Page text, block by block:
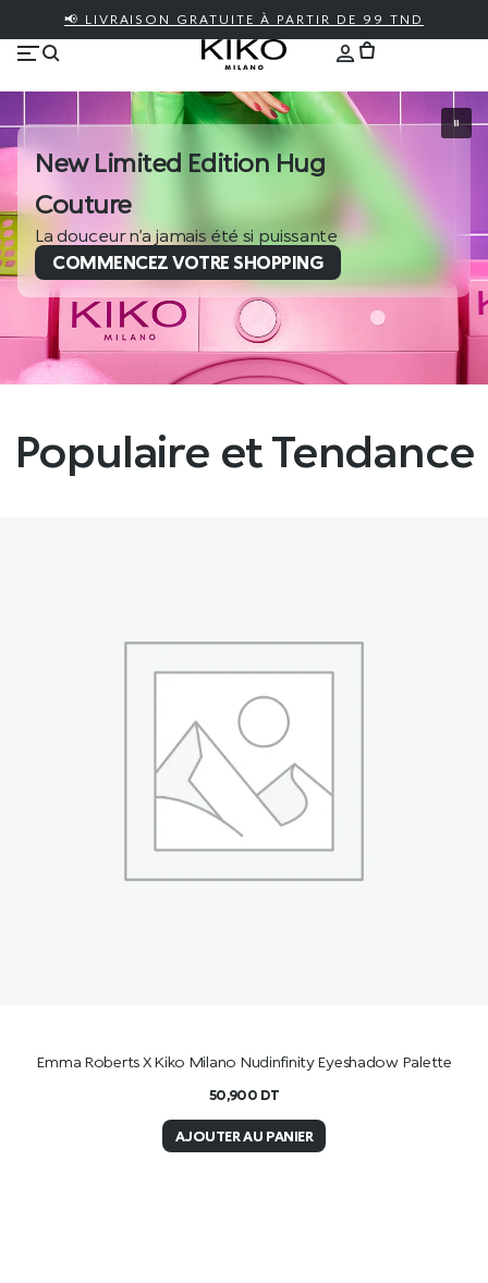
📢 LIVRAISON GRATUITE À PARTIR DE 99 TND
New Limited Edition Hug
Couture
La douceur n’a jamais été si puissante
COMMENCEZ VOTRE SHOPPING
Populaire et Tendance
Emma Roberts X Kiko Milano Nudinfinity Eyeshadow Palette
50,900 DT
AJOUTER AU PANIER